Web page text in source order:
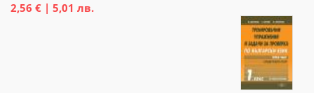
2,56 € | 5,01 лв.